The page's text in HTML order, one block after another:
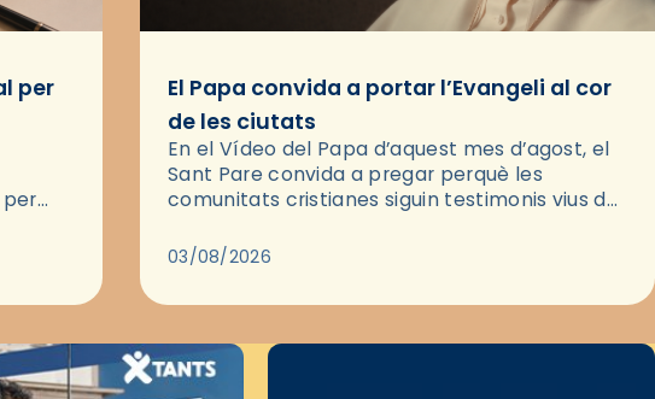
per
El Papa convida a portar l’Evangeli al cor
de les ciutats
En el Vídeo del Papa d’aquest mes d’agost, el
Sant Pare convida a pregar perquè les
comunitats cristianes siguin testimonis vius de
pregària, el…
03/08/2026